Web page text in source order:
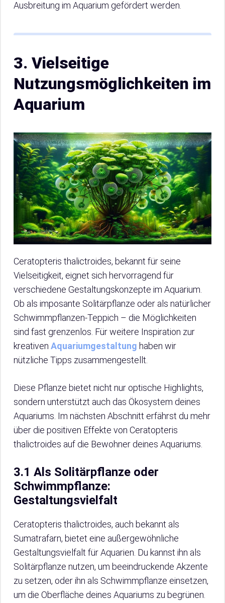
Ausbreitung im Aquarium gefördert werden.
3. Vielseitige
Nutzungsmöglichkeiten im
Aquarium
Ceratopteris thalictroides, bekannt für seine
Vielseitigkeit, eignet sich hervorragend für
verschiedene Gestaltungskonzepte im Aquarium.
Ob als imposante Solitärpflanze oder als natürlicher
Schwimmpflanzen-Teppich – die Möglichkeiten
sind fast grenzenlos. Für weitere Inspiration zur
kreativen Aquariumgestaltung haben wir
nützliche Tipps zusammengestellt.
Diese Pflanze bietet nicht nur optische Highlights,
sondern unterstützt auch das Ökosystem deines
Aquariums. Im nächsten Abschnitt erfährst du mehr
über die positiven Effekte von Ceratopteris
thalictroides auf die Bewohner deines Aquariums.
3.1 Als Solitärpflanze oder
Schwimmpflanze:
Gestaltungsvielfalt
Ceratopteris thalictroides, auch bekannt als
Sumatrafarn, bietet eine außergewöhnliche
Gestaltungsvielfalt für Aquarien. Du kannst ihn als
Solitärpflanze nutzen, um beeindruckende Akzente
zu setzen, oder ihn als Schwimmpflanze einsetzen,
um die Oberfläche deines Aquariums zu begrünen.